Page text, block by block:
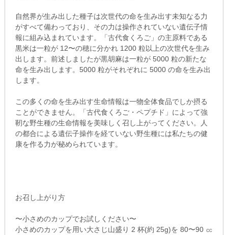
自然界が生み出した種子は次世代の命を生み出す未知なる力
がすべて備わっており、その力は操作されていない遺伝子情
報に組み込まれています。「古代食くろご」の主原料である
黒米は一粒が 12〜の穂に分かれ 1200 粒以上の次世代を生み
出します。前述しましたが黒胡麻は一粒が 5000 粒の新たな
命を生み出します。5000 粒がそれぞれに 5000 の命を生み出
します。
この多くの命を生み出す生命情報は一物全体食品でしか摂る
ことができません。「古代食くろご・ペプチド」によって強
靭な野生種の生命情報を美味しく召し上がってください。人
の都合による遺伝子操作を経ていない野生種には私たちの健
康を作る力が秘められています。
お召し上がり方
〜小さめのカップでお試しください〜
小さめのカップを用い大さじ山盛り 2 杯(約 25g)を 80〜90 ㏄